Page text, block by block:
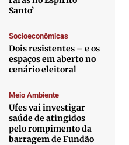
Santo’
Socioeconômicas
Dois resistentes – e os
espaços em aberto no
cenário eleitoral
Meio Ambiente
Ufes vai investigar
saúde de atingidos
pelo rompimento da
barragem de Fundão